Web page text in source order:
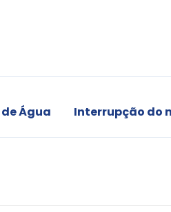
Água Interrupção do